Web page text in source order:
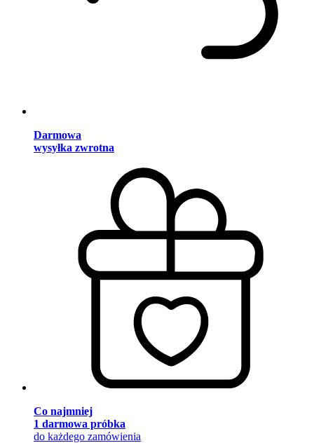
Darmowa
wysyłka zwrotna
Co najmniej
1 darmowa próbka
do każdego zamówienia